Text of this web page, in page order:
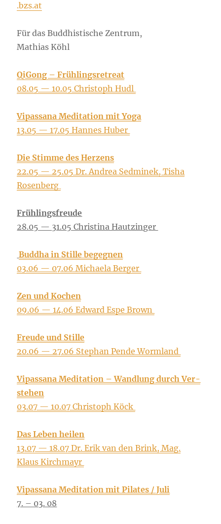
.bzs​.at
Für das Bud­dhis­ti­sche Zen­trum,
Mathi­as Köhl
QiGong – Früh­lings­retre­at
08.05 — 10.05 Chris­toph Hudl
Vipas­sa­na Medi­ta­ti­on mit Yoga
13.05 — 17.05 Han­nes Huber
Die Stim­me des Her­zens
22.05 — 25.05 Dr. Andrea Sedmi­nek, Tisha
Rosenberg
Früh­lings­freu­de
28.05 — 31.05 Chris­ti­na Hautzinger
Bud­dha in Stil­le begeg­nen
03.06 — 07.06 Michae­la Berger
Zen und Kochen
09.06 — 14.06 Edward Espe Brown
Freu­de und Stil­le
20.06 — 27.06 Ste­phan Pen­de Wormland
Vipas­sa­na Medi­ta­ti­on – Wand­lung durch Ver­
ste­hen
03.07 — 10.07 Chris­toph Köck
Das Leben hei­len
13.07 — 18.07 Dr. Erik van den Brink, Mag.
Klaus Kirchmayr
Vipas­sa­na Medi­ta­ti­on mit Pila­tes / Juli
7. – 03. 08